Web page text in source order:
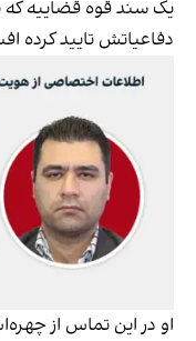
یک سند قوه قضاییه که
دفاعیاتش تایید کرده
او در این تماس از